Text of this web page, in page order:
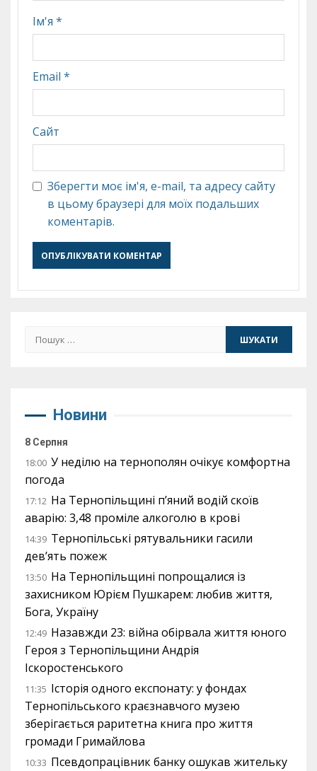
Ім'я *
Email *
Сайт
Зберегти моє ім'я, e-mail, та адресу сайту
в цьому браузері для моїх подальших
коментарів.
Пошук:
Новини
8 Серпня
18:00 У неділю на тернополян очікує комфортна
погода
17:12 На Тернопільщині п’яний водій скоїв
аварію: 3,48 проміле алкоголю в крові
14:39 Тернопільські рятувальники гасили
дев’ять пожеж
13:50 На Тернопільщині попрощалися із
захисником Юрієм Пушкарем: любив життя,
Бога, Україну
12:49 Назавжди 23: війна обірвала життя юного
Героя з Тернопільщини Андрія
Іскоростенського
11:35 Історія одного експонату: у фондах
Тернопільського краєзнавчого музею
зберігається раритетна книга про життя
громади Гримайлова
10:33 Псевдопрацівник банку ошукав жительку